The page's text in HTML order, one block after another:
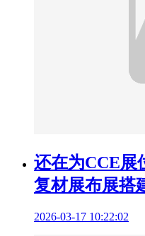
还在为CCE展
复材展布展搭
2026-03-17 10:22:02